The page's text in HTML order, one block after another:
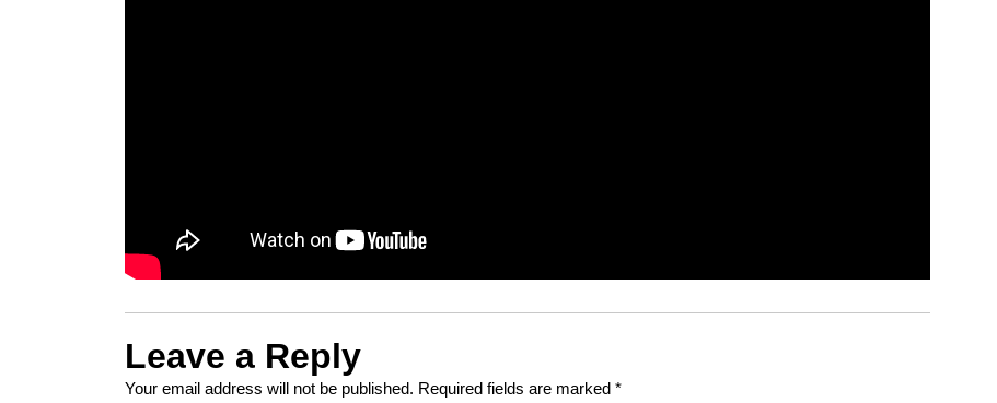
Leave a Reply
Your email address will not be published. Required fields are marked *